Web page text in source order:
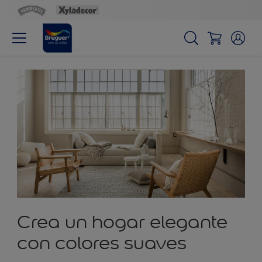
Crea un hogar elegante
con colores suaves